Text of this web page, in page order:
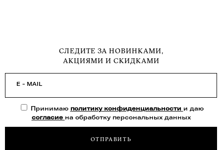
СЛЕДИТЕ ЗА НОВИНКАМИ,
АКЦИЯМИ И СКИДКАМИ
E - MAIL
Принимаю политику конфиденциальности и даю
согласие на обработку персональных данных
ОТПРАВИТЬ